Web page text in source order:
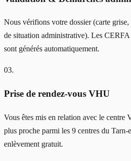
Nous vérifions votre dossier (carte
de situation administrative). Les CERFA
sont générés automatiquement.
03.
Prise de rendez-vous VHU
Vous êtes mis en relation avec le centre
plus proche parmi les 9 centres du Tarn-
enlèvement gratuit.